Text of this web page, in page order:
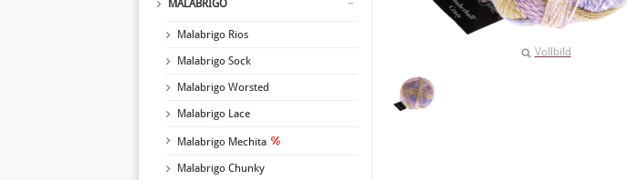
MALABRIGO
Malabrigo Rios
Malabrigo Sock
Malabrigo Worsted
Malabrigo Lace
Malabrigo Mechita
Malabrigo Chunky
Vollbild